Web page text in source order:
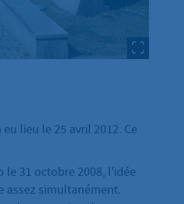
lieu le 25 avril 2012. Ce
le 31 octobre 2008, l'idée
assez simultanément.